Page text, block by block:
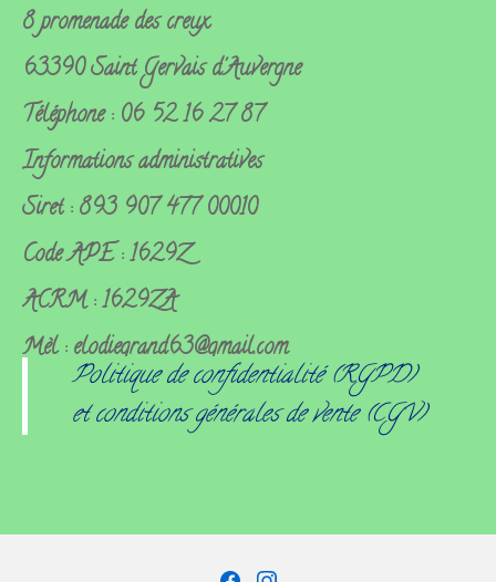
8 promenade des creux
63390 Saint Gervais d'Auvergne
Téléphone : 06 52 16 27 87
Informations administratives
Siret : 893 907 477 00010
Code APE : 1629Z
ACRM : 1629ZA
Mèl : elodiegrand63@gmail.com
Politique de confidentialité (RGPD)
et conditions générales de vente (CGV)